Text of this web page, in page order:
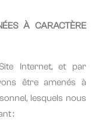
À CARACTÈRE
Internet, et par
être amenés à
lesquels nous
: